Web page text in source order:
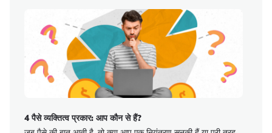
4 पैसे व्यक्तित्व प्रकार: आप कौन से हैं?